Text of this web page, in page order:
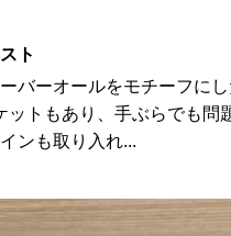
ト
バーオールをモチーフに
ットもあり、手ぶらでも問
ンも取り入れ...